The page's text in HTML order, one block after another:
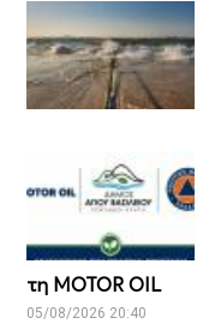
τη MOTOR OIL
05/08/2026 20:40